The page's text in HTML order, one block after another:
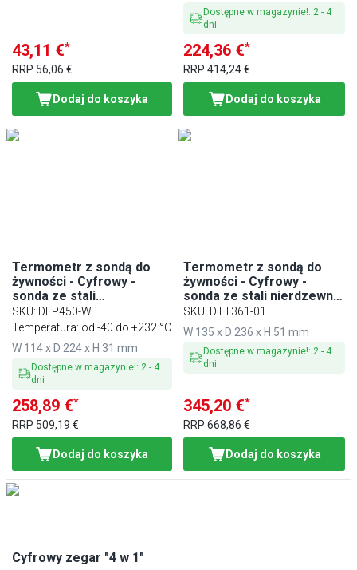
43,11 €*
RRP 56,06 €
Dodaj do koszyka
Dostępne w magazynie!: 2 - 4
dni
224,36 €*
RRP414,24 €
Dodaj do koszyka
Termometr z sondą do
żywności - Cyfrowy -
sonda ze stali
nierdzewnej -
wodoodporny - z alarmem
temperatury - Długość
sondy: 121mm - -40°C do
+200°C
SKU: DFP450-W
Temperatura: od -40 do +232 °C
W 114 x D 224 x H 31 mm
Dostępne w magazynie!: 2 - 4
dni
258,89 €*
RRP 509,19 €
Dodaj do koszyka
Termometr z sondą do
żywności - Cyfrowy -
sonda ze stali nierdzewnej
- wodoodporny - z
alarmem temperatury -
-30°C do +200°C - Długość
sondy: 165mm
SKU: DTT361-01
W 135 x D 236 x H 51 mm
Dostępne w magazynie!: 2 - 4
dni
345,20 €*
RRP668,86 €
Dodaj do koszyka
Cyfrowy zegar "4 w 1"